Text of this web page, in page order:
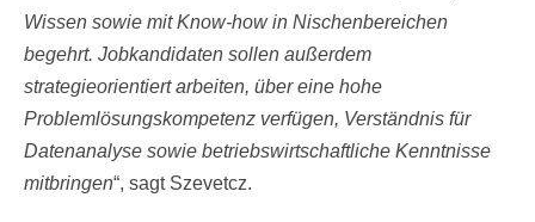
Wissen sowie mit Know-how in Nischenbereichen
begehrt. Jobkandidaten sollen außerdem
strategieorientiert arbeiten, über eine hohe
Problemlösungskompetenz verfügen, Verständnis für
Datenanalyse sowie betriebswirtschaftliche Kenntnisse
mitbringen“, sagt Szevetcz.